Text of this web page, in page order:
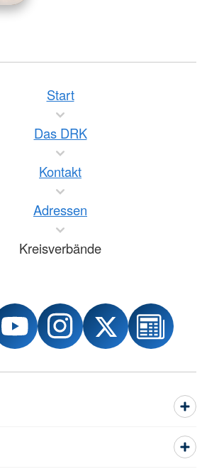
Start
Das DRK
Kontakt
Adressen
Kreisverbände